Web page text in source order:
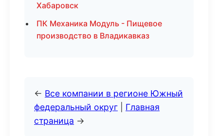
Хабаровск
ПК Механика Модуль - Пищевое
производство в Владикавказ
← Все компании в регионе Южный
федеральный округ
Главная
страница →